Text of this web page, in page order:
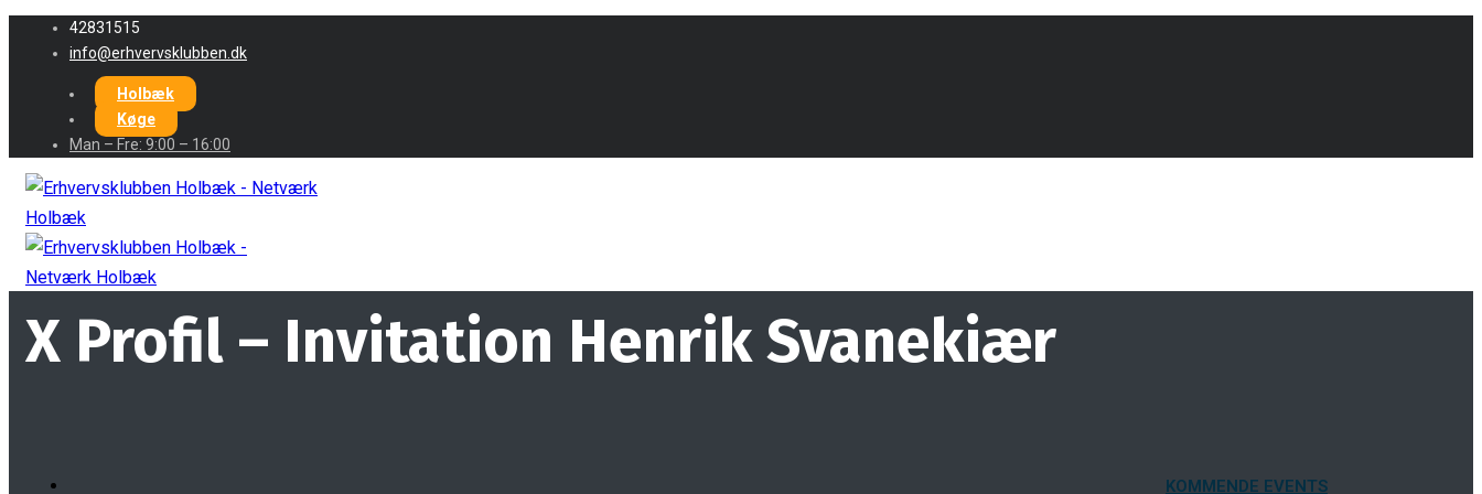
42831515
info@erhvervsklubben.dk
Holbæk
Køge
Man – Fre: 9:00 – 16:00
KOMMENDE EVENTS
X Profil – Invitation Henrik Svanekiær